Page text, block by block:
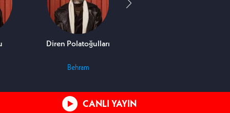
Diren Polatoğulları
Behram
CANLI YAYIN